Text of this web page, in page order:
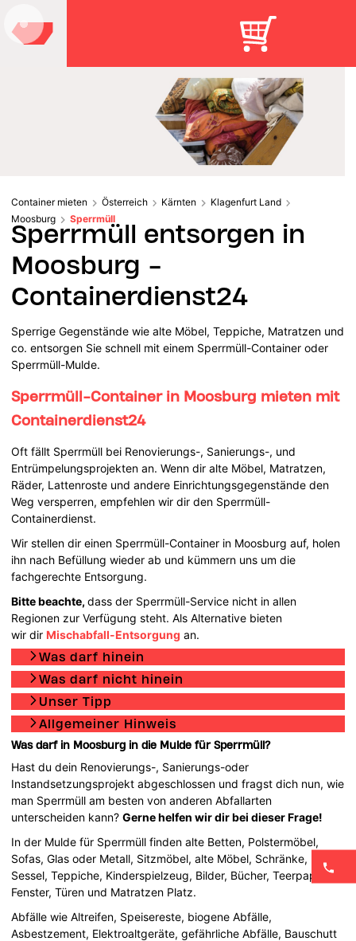
Container mieten Österreich Kärnten
Klagenfurt Land
Moosburg
Sperrmüll
Sperrmüll entsorgen in
Moosburg -
Containerdienst24
Sperrige Gegenstände wie alte Möbel, Teppiche, Matratzen und
co. entsorgen Sie schnell mit einem Sperrmüll-Container oder
Sperrmüll-Mulde.
Sperrmüll-Container in Moosburg mieten mit
Containerdienst24
Oft fällt Sperrmüll bei Renovierungs-, Sanierungs-, und
Entrümpelungsprojekten an. Wenn dir alte Möbel, Matratzen,
Räder, Lattenroste und andere Einrichtungsgegenstände den
Weg versperren, empfehlen wir dir den Sperrmüll-
Containerdienst.
Wir stellen dir einen Sperrmüll-Container in Moosburg auf, holen
ihn nach Befüllung wieder ab und kümmern uns um die
fachgerechte Entsorgung.
Bitte beachte,dass der Sperrmüll-Service nicht in allen
Regionen zur Verfügung steht. Als Alternative bieten
wir dir Mischabfall-Entsorgung an.
Was darf hinein
Was darf nicht hinein
Unser Tipp
Allgemeiner Hinweis
Was darf in Moosburg in die Mulde für Sperrmüll?
Hast du dein Renovierungs-, Sanierungs-oder
Instandsetzungsprojekt abgeschlossen und fragst dich nun, wie
man Sperrmüll am besten von anderen Abfallarten
unterscheiden kann?Gerne helfen wir dir bei dieser Frage!
In der Mulde für Sperrmüll finden alte Betten, Polstermöbel,
Sofas, Glas oder Metall, Sitzmöbel, alte Möbel, Schränke,
Sessel, Teppiche, Kinderspielzeug, Bilder, Bücher, Teerpappe,
Fenster, Türen und Matratzen Platz.
Abfälle wie Altreifen, Speisereste, biogene Abfälle,
Asbestzement, Elektroaltgeräte, gefährliche Abfälle, Bauschutt